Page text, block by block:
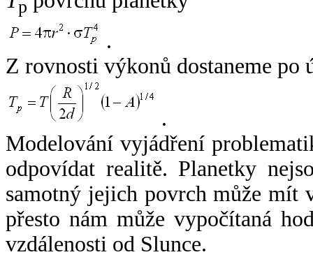
p
.
Z rovnosti výkonů dostaneme po
.
Modelování vyjádření
odpovídat realitě. Planetky
samotný jejich povrch může mít
přesto nám může vypočítaná
vzdálenosti od Slunce.